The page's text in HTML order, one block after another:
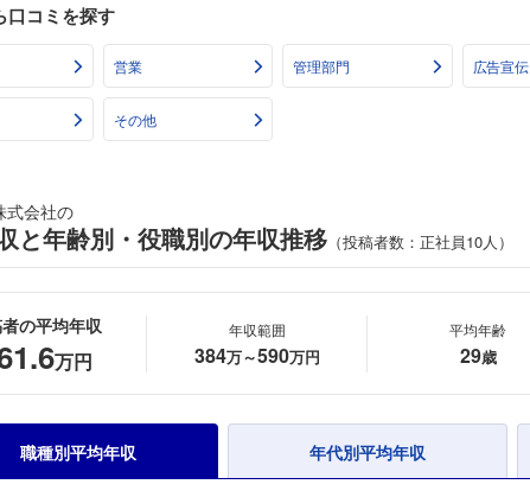
口コミを探す
営業 管理部門 広告宣伝
その他
式会社の
と年齢別・役職別の年収推移 （投稿者数：正社員10人）
の平均年収
万円
年収範囲
384万～590万円
平均年齢
29歳
職種別平均年収 年代別平均年収